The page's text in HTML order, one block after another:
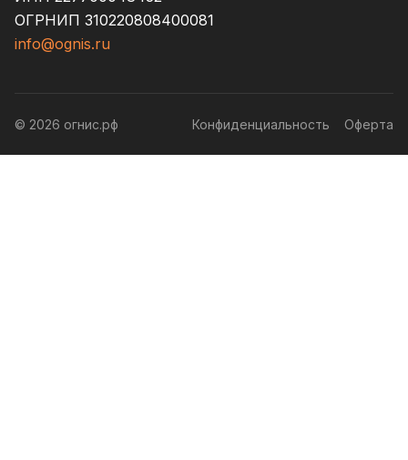
ОГРНИП 310220808400081
info@ognis.ru
© 2026 огнис.рф Конфиденциальность Оферта